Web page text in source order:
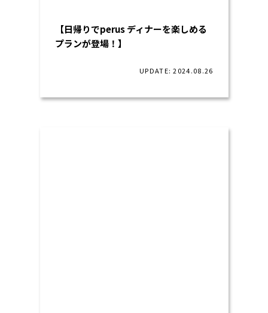
【日帰りでperus ディナーを楽しめる
プランが登場！】
UPDATE: 2024.08.26